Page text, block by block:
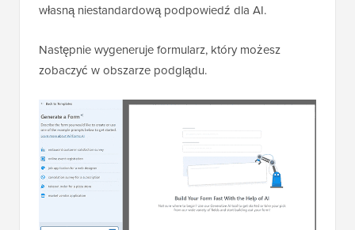
własną niestandardową podpowiedź dla AI.
Następnie wygeneruje formularz, który możesz
zobaczyć w obszarze podglądu.